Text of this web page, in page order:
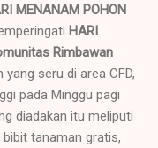
MENANAM POHON
HARI
Rimbawan
seru di area CFD,
pada Minggu pagi
diadakan itu meliputi
tanaman gratis,